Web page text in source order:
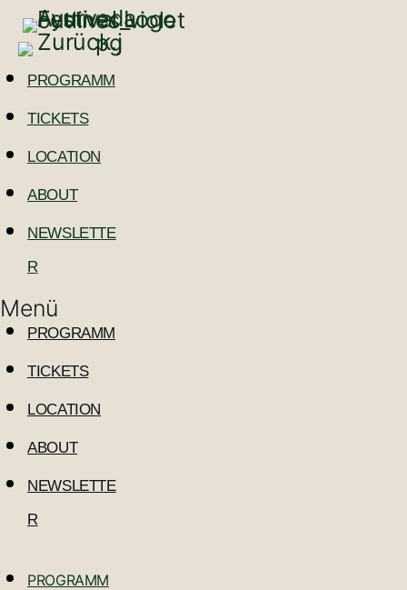
PROGRAMM
TICKETS
LOCATION
ABOUT
NEWSLETTE
R
Menü
PROGRAMM
TICKETS
LOCATION
ABOUT
NEWSLETTE
R
PROGRAMM